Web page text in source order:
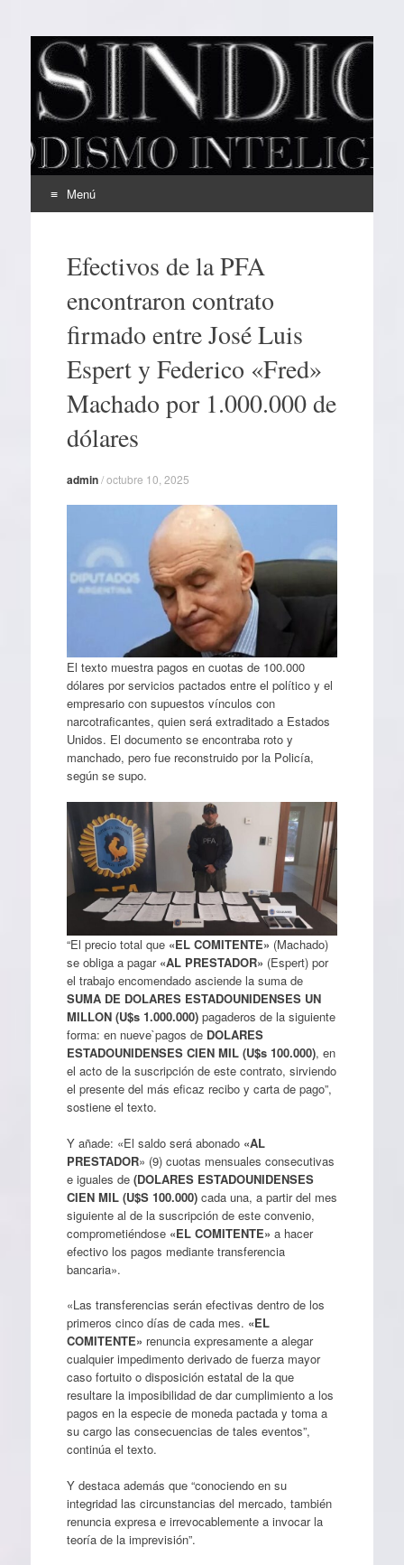
EL SINDICAL
Periodismo Inteligente
Menú
contenidoEfectivos de la PFA
encontraron contrato
firmado entre José Luis
Espert y Federico «Fred»
Machado por 1.000.000 de
dólares
admin/octubre 10, 2025
El texto muestra pagos en cuotas de 100.000
dólares por servicios pactados entre el político y el
empresario con supuestos vínculos con
narcotraficantes, quien será extraditado a Estados
Unidos. El documento se encontraba roto y
manchado, pero fue reconstruido por la Policía,
según se supo.
“El precio total que «EL COMITENTE» (Machado)
se obliga a pagar «AL PRESTADOR» (Espert) por
el trabajo encomendado asciende la suma de
SUMA DE DOLARES ESTADOUNIDENSES UN
MILLON (U$s 1.000.000)pagaderos de la siguiente
forma: en nueve`pagos de DOLARES
ESTADOUNIDENSES CIEN MIL (U$s 100.000), en
el acto de la suscripción de este contrato, sirviendo
el presente del más eficaz recibo y carta de pago”,
sostiene el texto.
Y añade: «El saldo será abonado «AL
PRESTADOR» (9) cuotas mensuales consecutivas
e iguales de (DOLARES ESTADOUNIDENSES
CIEN MIL (U$S 100.000)cada una, a partir del mes
siguiente al de la suscripción de este convenio,
comprometiéndose «EL COMITENTE» a hacer
efectivo los pagos mediante transferencia
bancaria».
«Las transferencias serán efectivas dentro de los
primeros cinco días de cada mes. «EL
COMITENTE» renuncia expresamente a alegar
cualquier impedimento derivado de fuerza mayor
caso fortuito o disposición estatal de la que
resultare la imposibilidad de dar cumplimiento a los
pagos en la especie de moneda pactada y toma a
su cargo las consecuencias de tales eventos”,
continúa el texto.
Y destaca además que “conociendo en su
integridad las circunstancias del mercado, también
renuncia expresa e irrevocablemente a invocar la
teoría de la imprevisión”.